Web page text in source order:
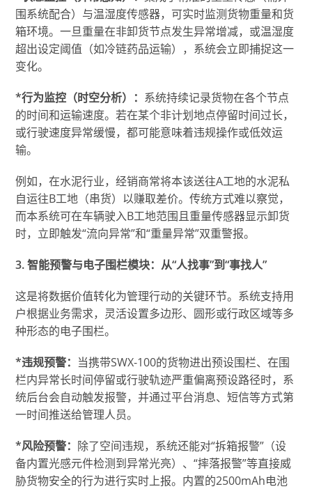
围系统配合）与温湿度传感器，可实时监测货物重量和货
箱环境。一旦重量在非卸货节点发生异常增减，或温湿度
超出设定阈值（如冷链药品运输），系统会立即捕捉这一
变化。
*行为监控（时空分析）： 系统持续记录货物在各个节点
的时间和运输速度。若在某个非计划地点停留时间过长，
或行驶速度异常缓慢，都可能意味着违规操作或低效运
输。
例如，在水泥行业，经销商常将本该送往A工地的水泥私
自运往B工地（串货）以赚取差价。传统方式难以察觉，
而本系统可在车辆驶入B工地范围且重量传感器显示卸货
时，立即触发“流向异常”和“重量异常”双重警报。
3. 智能预警与电子围栏模块：从“人找事”到“事找人”
这是将数据价值转化为管理行动的关键环节。系统支持用
户根据业务需求，灵活设置多边形、圆形或行政区域等多
种形态的电子围栏。
*违规预警： 当携带SWX-100的货物进出预设围栏、在围
栏内异常长时间停留或行驶轨迹严重偏离预设路径时，系
统后台会自动触发报警，并通过平台消息、短信等方式第
一时间推送给管理人员。
*风险预警： 除了空间违规，系统还能对“拆箱报警”（设
备内置光感元件检测到异常光亮）、“摔落报警”等直接威
胁货物安全的行为进行实时上报。内置的2500mAh电池